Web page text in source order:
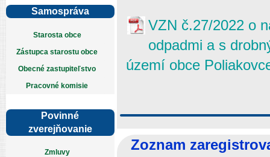
Samospráva
Starosta obce
Zástupca starostu obce
Obecné zastupiteľstvo
Pracovné komisie
Povinné
zverejňovanie
Zmluvy
VZN č.27/2022 o
odpadmi a s
území obce
Zoznam